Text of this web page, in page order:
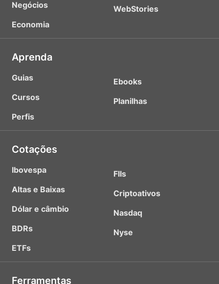
Negócios
Economia
WebStories
Aprenda
Guias
Cursos
Perfis
Ebooks
Planilhas
Cotações
Ibovespa
Altas e Baixas
Dólar e câmbio
BDRs
ETFs
FIIs
Criptoativos
Nasdaq
Nyse
Ferramentas